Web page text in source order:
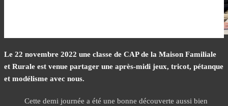
Le 22 novembre 2022 une classe de CAP de la Maison Familiale
et Rurale est venue partager une après-midi jeux, tricot, pétanque
et modélisme avec nous.
Cette demi journée a été une bonne découverte aussi bien